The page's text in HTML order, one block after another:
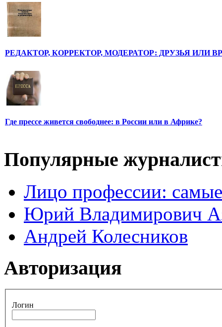
РЕДАКТОР, КОРРЕКТОР, МОДЕРАТОР: ДРУЗЬЯ ИЛИ
Где прессе живется свободнее: в России или в Африке?
Популярные
Лицо профессии:
Юрий Владимирович
Андрей Колесников
Авторизация
Логин